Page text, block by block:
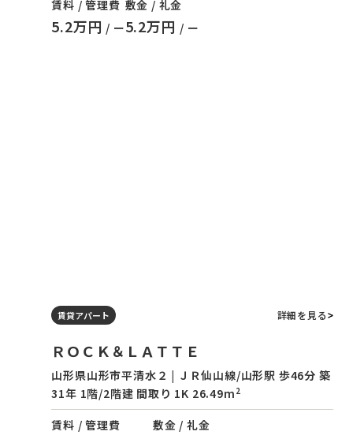
賃料 / 管理費
5.2万円 / ー
敷金 / 礼金
5.2万円 / ー
賃貸アパート 詳細を見る
ＲＯＣＫ＆ＬＡＴＴＥ
山形県山形市平清水２ | ＪＲ仙山線/山形駅 歩46分 築
31年 1階/2階建 間取り 1K 26.49m 2
賃料 / 管理費 敷金 / 礼金